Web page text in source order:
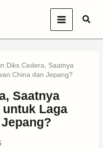
Diks Cedera, Saatnya
China dan Jepang?
Saatnya
Laga